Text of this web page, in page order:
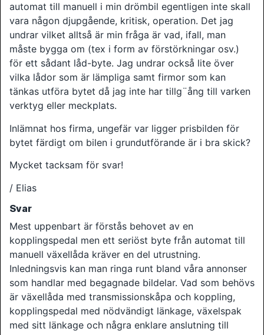
automat till manuell i min drömbil egentligen inte skall
vara någon djupgående, kritisk, operation. Det jag
undrar vilket alltså är min fråga är vad, ifall, man
måste bygga om (tex i form av förstörkningar osv.)
för ett sådant låd-byte. Jag undrar också lite över
vilka lådor som är lämpliga samt firmor som kan
tänkas utföra bytet då jag inte har tillg¨ång till varken
verktyg eller meckplats.
Inlämnat hos firma, ungefär var ligger prisbilden för
bytet färdigt om bilen i grundutförande är i bra skick?
Mycket tacksam för svar!
/ Elias
Svar
Mest uppenbart är förstås behovet av en
kopplingspedal men ett seriöst byte från automat till
manuell växellåda kräver en del utrustning.
Inledningsvis kan man ringa runt bland våra annonser
som handlar med begagnade bildelar. Vad som behövs
är växellåda med transmissionskåpa och koppling,
kopplingspedal med nödvändigt länkage, växelspak
med sitt länkage och några enklare anslutning till